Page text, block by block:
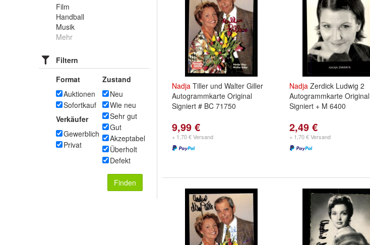
Film
Handball
Musik
Mehr
Filtern
Format
Auktionen
Sofortkauf
Verkäufer
Gewerblich
Privat
Zustand
Neu
Wie neu
Sehr gut
Gut
Akzeptabel
Überholt
Defekt
Finden
Nadja Tiller und Walter Giller
Autogrammkarte Original
Signiert # BC 71750
9,99 €
+ 1,70 € Versand
Nadja Zerdick Ludwig 2
Autogrammkarte Original
Signiert + M 6400
2,49 €
+ 1,70 € Versand